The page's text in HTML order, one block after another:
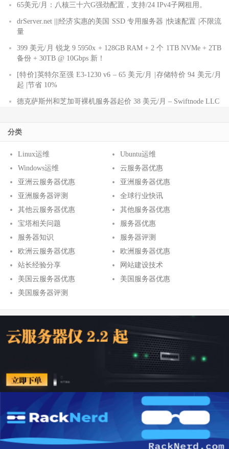
65美元/月：八核三十六G强劲配置，支持/24 IPv4子网租用。
drServer.net |||经济实惠的美国 SSD 专用服务器 |快速配置 |不限流
量
399 美元/月 锐龙 9 5950x + 128GB RAM + 2 个 1TB NVMe + 2TB
备份 + 30TB @ 10Gbps 新！
[特价]英特尔至强 E3-1230 v6 – 65 美元/月 |存储特价 94 美元/月
起 |节省 10%
德克萨斯州和芝加哥裸机服务器起价 38 美元/月 – Swiftnode LLC
分类
Linux运维
Ubuntu运维
Windows运维
云服务器优惠
亚洲云服务器优惠
亚洲服务器优惠
亚洲服务器评测
全球行业快讯
其他云服务器优惠
其他服务器优惠
宝塔相关问题
服务器优惠
服务器知识
服务器评测
欧洲云服务器优惠
欧洲服务器优惠
站长经验分享
网站建设技术
美国云服务器优惠
美国服务器优惠
美国服务器评测